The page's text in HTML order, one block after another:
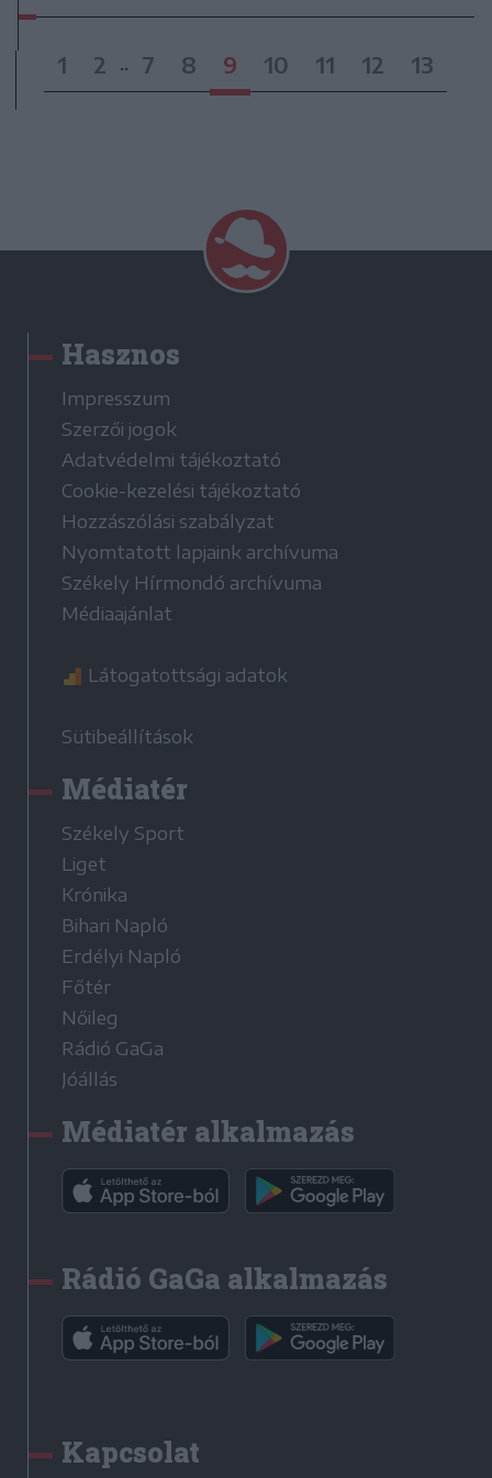
1 2 .. 7 8 9 10 11 12 13
Hasznos
Impresszum
Szerzői jogok
Adatvédelmi tájékoztató
Cookie-kezelési tájékoztató
Hozzászólási szabályzat
Nyomtatott lapjaink archívuma
Székely Hírmondó archívuma
Médiaajánlat
Látogatottsági adatok
Sütibeállítások
Médiatér
Székely Sport
Liget
Krónika
Bihari Napló
Erdélyi Napló
Főtér
Nőileg
Rádió GaGa
Jóállás
Médiatér alkalmazás
Rádió GaGa alkalmazás
Kapcsolat